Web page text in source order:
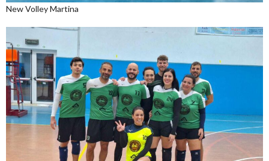
New Volley Martina